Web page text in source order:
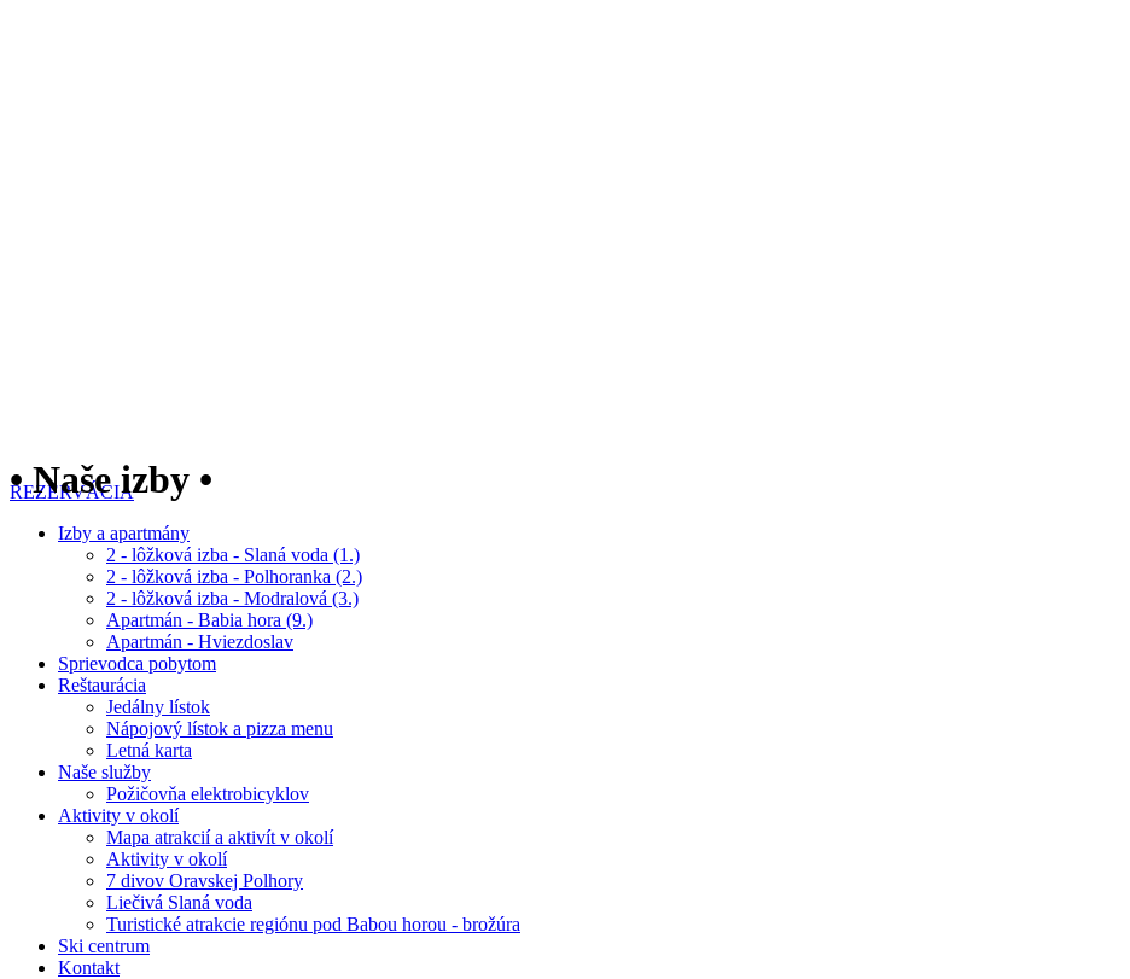
REZERVÁCIA
Izby a apartmány
2 - lôžková izba - Slaná voda (1.)
2 - lôžková izba - Polhoranka (2.)
2 - lôžková izba - Modralová (3.)
Apartmán - Babia hora (9.)
Apartmán - Hviezdoslav
Sprievodca pobytom
Reštaurácia
Jedálny lístok
Nápojový lístok a pizza menu
Letná karta
Naše služby
Požičovňa elektrobicyklov
Aktivity v okolí
Mapa atrakcií a aktivít v okolí
Aktivity v okolí
7 divov Oravskej Polhory
Liečivá Slaná voda
Turistické atrakcie regiónu pod Babou horou - brožúra
Ski centrum
Kontakt
• Naše izby •